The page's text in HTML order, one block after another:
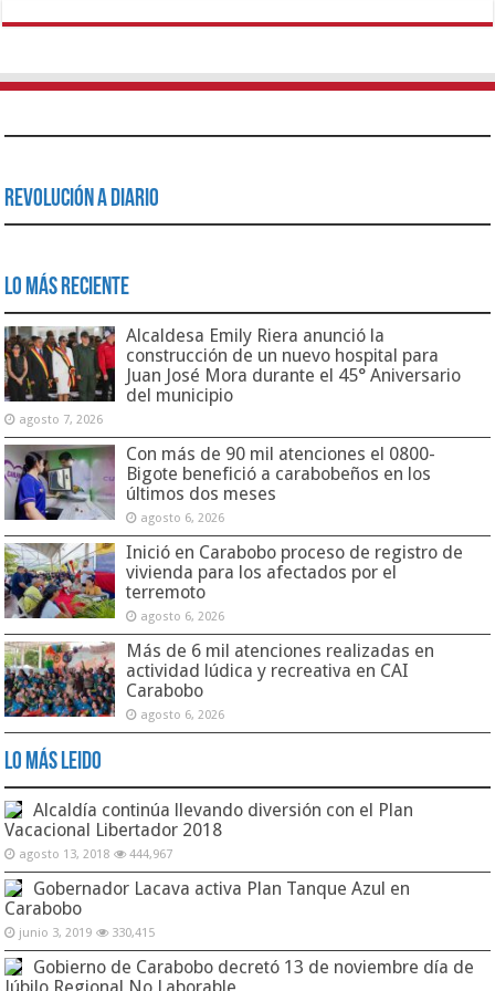
Revolución a Diario
Lo Más Reciente
Alcaldesa Emily Riera anunció la
construcción de un nuevo hospital para
Juan José Mora durante el 45° Aniversario
del municipio
agosto 7, 2026
Con más de 90 mil atenciones el 0800-
Bigote benefició a carabobeños en los
últimos dos meses
agosto 6, 2026
Inició en Carabobo proceso de registro de
vivienda para los afectados por el
terremoto
agosto 6, 2026
Más de 6 mil atenciones realizadas en
actividad lúdica y recreativa en CAI
Carabobo
agosto 6, 2026
Lo Más Leido
Alcaldía continúa llevando diversión con el Plan
Vacacional Libertador 2018
agosto 13, 2018 444,967
Gobernador Lacava activa Plan Tanque Azul en
Carabobo
junio 3, 2019 330,415
Gobierno de Carabobo decretó 13 de noviembre día de
Júbilo Regional No Laborable